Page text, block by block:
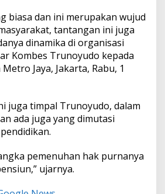
biasa dan ini merupakan wujud
tantangan ini juga
dinamika di organisasi
Kombes Trunoyudo kepada
Jaya, Jakarta, Rabu, 1
juga timpal Trunoyudo, dalam
ada juga yang dimutasi
pemenuhan hak purnanya
ujarnya.